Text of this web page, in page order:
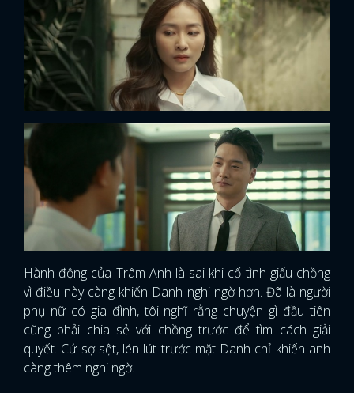
Hành động của Trâm Anh là sai khi cố tình giấu chồng
vì điều này càng khiến Danh nghi ngờ hơn. Đã là người
phụ nữ có gia đình, tôi nghĩ rằng chuyện gì đầu tiên
cũng phải chia sẻ với chồng trước để tìm cách giải
quyết. Cứ sợ sệt, lén lút trước mặt Danh chỉ khiến anh
càng thêm nghi ngờ.